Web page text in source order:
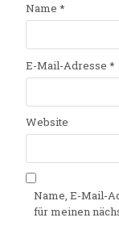
Name *
E-Mail-Adresse *
Website
Name, E-Mail-
für meinen